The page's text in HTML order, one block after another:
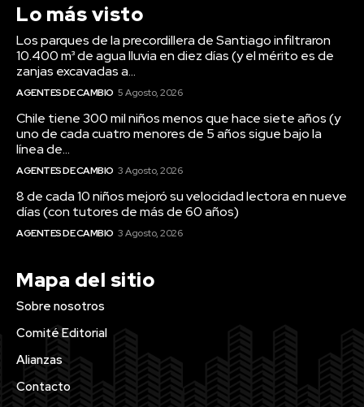
Lo más visto
Los parques de la precordillera de Santiago infiltraron
10.400 m³ de agua lluvia en diez días (y el mérito es de
zanjas excavadas a...
AGENTES DE CAMBIO 5 Agosto, 2026
Chile tiene 300 mil niños menos que hace siete años (y
uno de cada cuatro menores de 5 años sigue bajo la
línea de...
AGENTES DE CAMBIO 3 Agosto, 2026
8 de cada 10 niños mejoró su velocidad lectora en nueve
días (con tutores de más de 60 años)
AGENTES DE CAMBIO 3 Agosto, 2026
Mapa del sitio
Sobre nosotros
Comité Editorial
Alianzas
Contacto